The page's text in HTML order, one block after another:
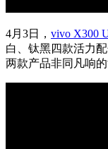
4月3日， vivo X300
白、钛黑四款活力
两款产品非同凡响